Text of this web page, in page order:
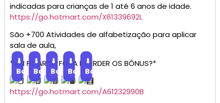
indicadas para crianças de 1 até 6 anos de idade.
https://go.hotmart.com/X61339692L
São +700 Atividades de alfabetização para aplicar
sala de aula,
*VAI FICAR DE FORA E PERDER OS BÔNUS?*
⬇
Baixar
⬇
Baixar
⬇
Baixar
⬇
Baixar
⬇
Baixar
https://go.hotmart.com/A61232990B